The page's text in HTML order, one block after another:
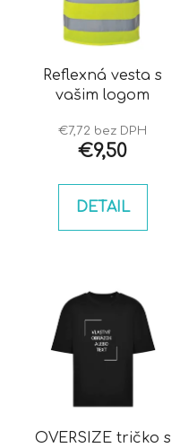
Reflexná vesta s
vašim logom
€7,72 bez DPH
€9,50
DETAIL
OVERSIZE tričko s